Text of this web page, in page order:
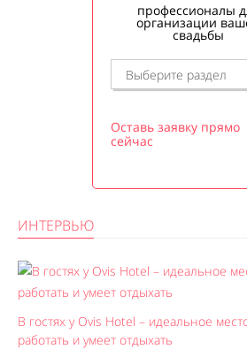
профессионалы
организации
свадьбы
Оставь заявку прямо
сейчас
ИНТЕРВЬЮ
В гостях у Ovis Hotel – идеальное
работать и умеет отдыхать